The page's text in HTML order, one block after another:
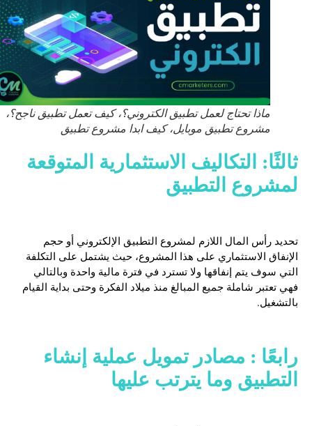
ماذا تحتاج لعمل تطبيق الكتروني؟، كيف تعمل تطبيق ناجح؟،
مشروع تطبيق موبايل، كيف ابدا مشروع تطبيق
ثالثًا: التكاليف الاستثمارية المتوقعة
لمشروع التطبيق
تحديد رأس المال اللازم لمشروع التطبيق الإلكتروني أو حجم
الإنفاق الاستثماري على هذا المشروع، حيث يشتمل على التكلفة
التي سوف يتم إنفاقها ولا تسترد في فترة مالية واحدة وبالتالي
فهي تعتبر شاملة جميع المبالغ منذ ميلاد الفكرة وحتى بداية القيام
بالتشغيل.
رابعًا : مصادر تمويل عملية إنشاء
التطبيق وما يترتب عليها